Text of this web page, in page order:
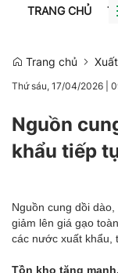
TRANG CHỦ
Trang chủ
Thứ sáu, 17/04/2026
Nguồn
khẩu tiếp
Nguồn cung dồi
giảm lên giá gạo
các nước xuất khẩu,
Tồn kho tăng